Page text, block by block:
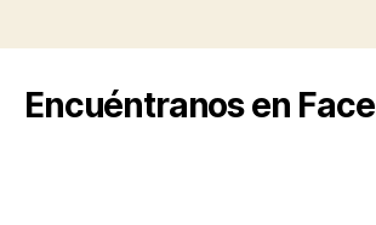
Encuéntranos en